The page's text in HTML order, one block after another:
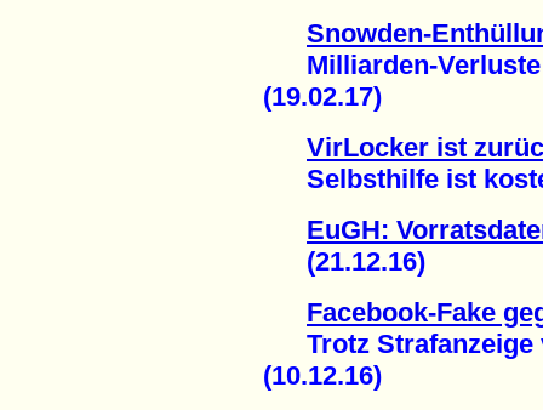
Snowden-
Milliarden-Verluste
(19.02.17)
VirLocker ist
Selbsthilfe ist
EuGH:
(21.12.16)
Facebook-Fake
Trotz Strafanzeige
(10.12.16)